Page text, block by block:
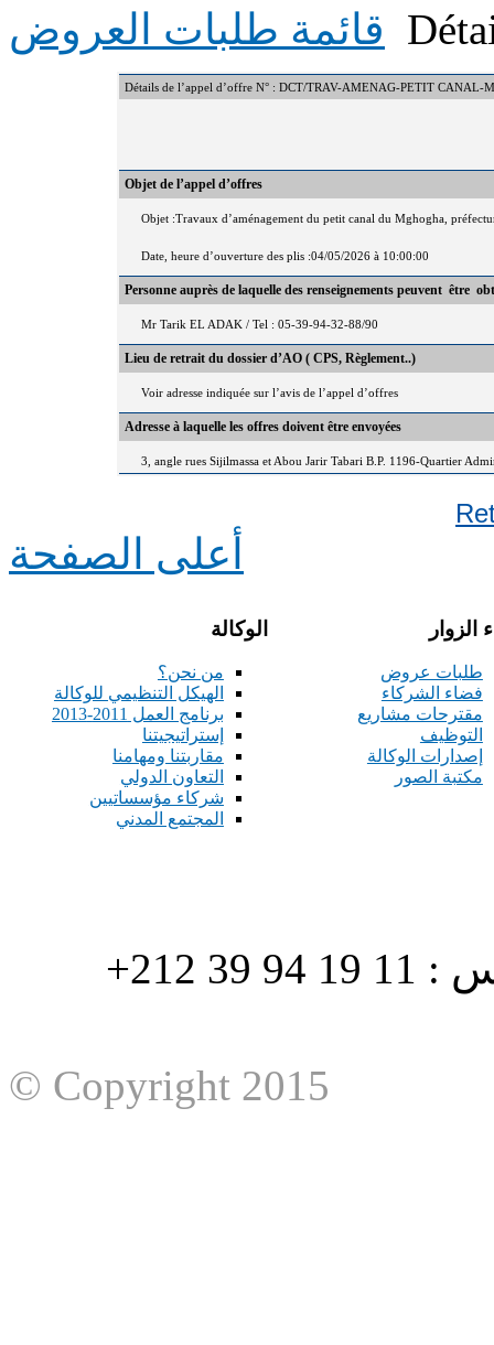
قائمة طلبات العروض
Détails de l’appel d’offre N° : DCT/TRAV-AMENAG-PETIT CANAL-
Objet de l’appel d’offres
Objet :Travaux d’aménagement du petit canal du Mghogha,
Date, heure d’ouverture des plis :04/05/2026 à 10:00:00
Personne auprès de laquelle des renseignements peuvent être
Mr Tarik EL ADAK / Tel : 05-39-94-32-88/90
Lieu de retrait du dossier d’AO ( CPS, Règlement..)
Voir adresse indiquée sur l’avis de l’appel d’offres
Adresse à laquelle les offres doivent être envoyées
3, angle rues Sijilmassa et Abou Jarir Tabari B.P. 1196-Quartier
أعلى الصفحة
الوكالة
من نحن؟
الهيكل التنظيمي للوكالة
برنامج العمل 2011-2013
إستراتيجيتنا
مقاربتنا ومهامنا
التعاون الدولي
شركاء مؤسساتيين
المجتمع المدني
الزوار
طلبات عروض
فضاء الشركاء
مقترحات مشاريع
التوظيف
إصدارات الوكالة
مكتبة الصور
هاتف : 90/88 32 94 39 212+ فاكس : 11 19 94 39 212+
© Copyright 2015